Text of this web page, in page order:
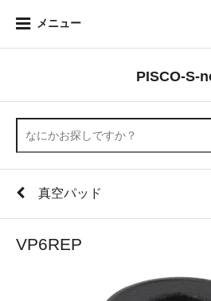
メニュー
PISCO-S-
真空パッド
VP6REP